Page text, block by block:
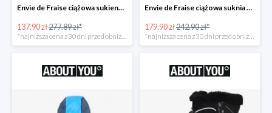
Envie de Fraise ciążowa sukienka 'Madeleine' -50%
137.90 zł277.89 zł*
Envie de Fraise ciążowa suknia wieczorowa 'Lucille' -26%
179.90 zł242.90 zł*